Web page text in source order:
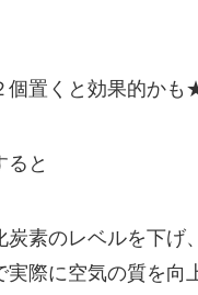
個置くと効果的かも
ると
炭素のレベルを下げ
実際に空気の質を向